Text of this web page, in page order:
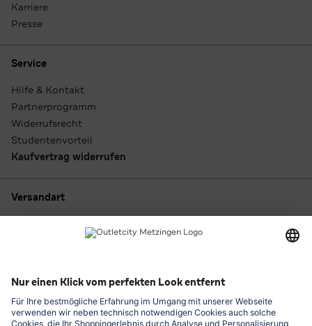
Karriere
Presse
Service
Hilfe & Kontakt
Partnerprogramm
Widerrufsrecht
Studentenvorteil
Kaufvertrag widerrufen
Versandart